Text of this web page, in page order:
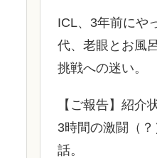
ICL、3年前にや
代、老眼とお風
挑戦への迷い。
【ご報告】紹介
3時間の激闘（
話。